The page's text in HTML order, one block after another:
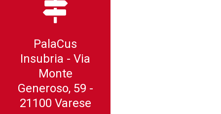
PalaCus
Insubria - Via
Monte
Generoso, 59 -
21100 Varese